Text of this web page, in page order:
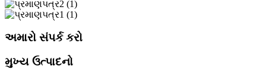
અમારો સંપર્ક કરો
મુખ્ય ઉત્પાદનો